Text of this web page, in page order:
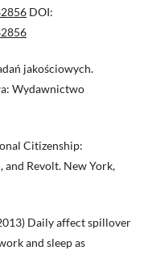
DOI:
jakościowych.
Wydawnictwo
Citizenship:
and Revolt. New York,
Daily affect spillover
and sleep as